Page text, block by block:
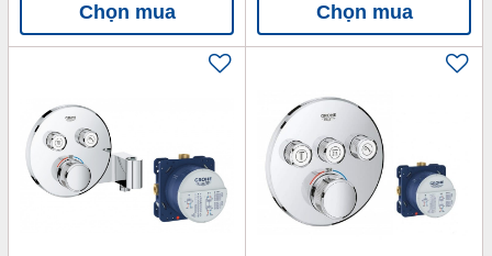
Chọn mua Chọn mua